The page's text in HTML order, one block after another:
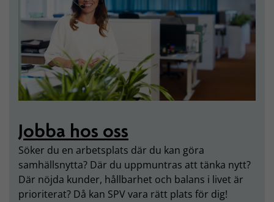
Jobba hos oss
Söker du en arbetsplats där du kan göra
samhällsnytta? Där du uppmuntras att tänka nytt?
Där nöjda kunder, hållbarhet och balans i livet är
prioriterat? Då kan SPV vara rätt plats för dig!